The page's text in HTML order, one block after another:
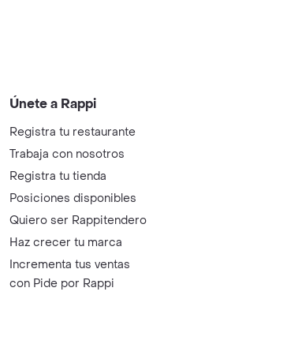
Únete a Rappi
Registra tu restaurante
Trabaja con nosotros
Registra tu tienda
Posiciones disponibles
Quiero ser Rappitendero
Haz crecer tu marca
Incrementa tus ventas
con Pide por Rappi